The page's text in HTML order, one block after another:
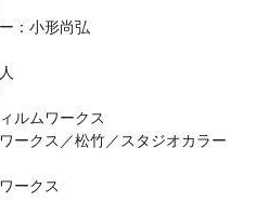
：小形尚弘
ルムワークス
ークス／松竹／スタジオカラー
ークス